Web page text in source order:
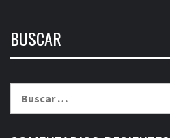
BUSCAR